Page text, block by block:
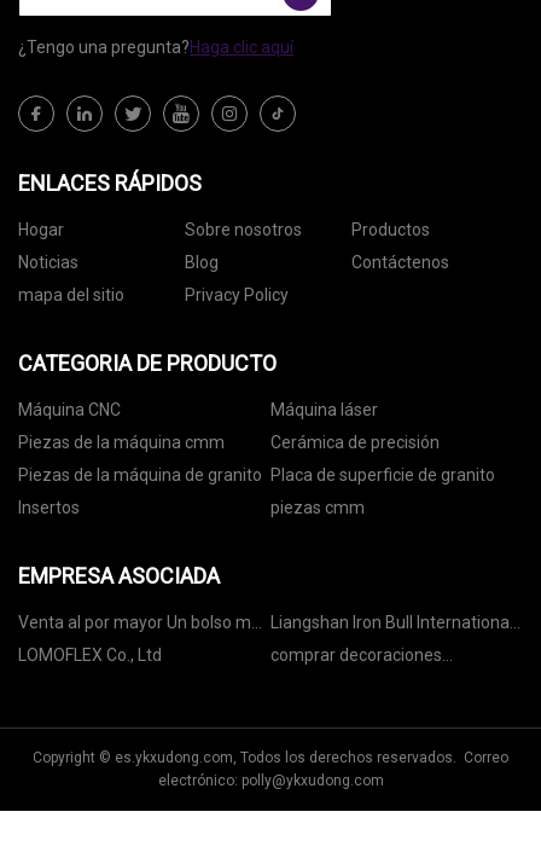
¿Tengo una pregunta?Haga clic aquí
ENLACES RÁPIDOS
Hogar Sobre nosotros
Productos
Noticias
Blog
Contáctenos
mapa del sitio
Privacy Policy
CATEGORIA DE PRODUCTO
Máquina CNC
Máquina láser
Piezas de la máquina cmm
Cerámica de precisión
Piezas de la máquina de granito
Placa de superficie de granito
Insertos
piezas cmm
EMPRESA ASOCIADA
Venta al por mayor Un bolso más
fresco suave
Liangshan Iron Bull International
Trading Co., Ltd.
LOMOFLEX Co., Ltd
comprar decoraciones
Copyright © es.ykxudong.com, Todos los derechos reservados. Correo
electrónico: polly@ykxudong.com